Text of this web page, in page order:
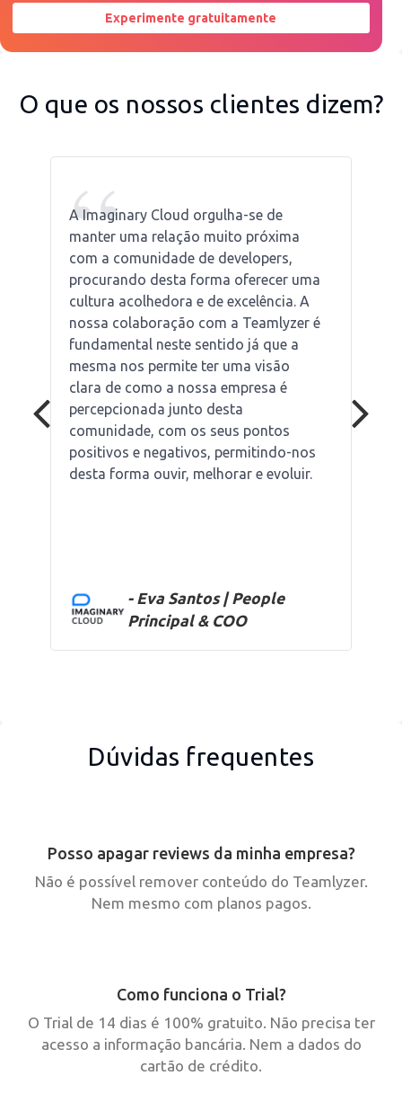
Peça uma demonstração agora
Experimente gratuitamente
O que os nossos clientes dizem?
“
A Imaginary Cloud orgulha-se de
manter uma relação muito próxima
com a comunidade de developers,
procurando desta forma oferecer uma
cultura acolhedora e de excelência. A
nossa colaboração com a Teamlyzer é
fundamental neste sentido já que a
mesma nos permite ter uma visão
clara de como a nossa empresa é
percepcionada junto desta
comunidade, com os seus pontos
positivos e negativos, permitindo-nos
desta forma ouvir, melhorar e evoluir.
- Eva Santos | People
Principal & COO
Dúvidas frequentes
Posso apagar reviews da minha empresa?
Não é possível remover conteúdo do Teamlyzer.
Nem mesmo com planos pagos.
Como funciona o Trial?
O Trial de 14 dias é 100% gratuito. Não precisa ter
acesso a informação bancária. Nem a dados do
cartão de crédito.